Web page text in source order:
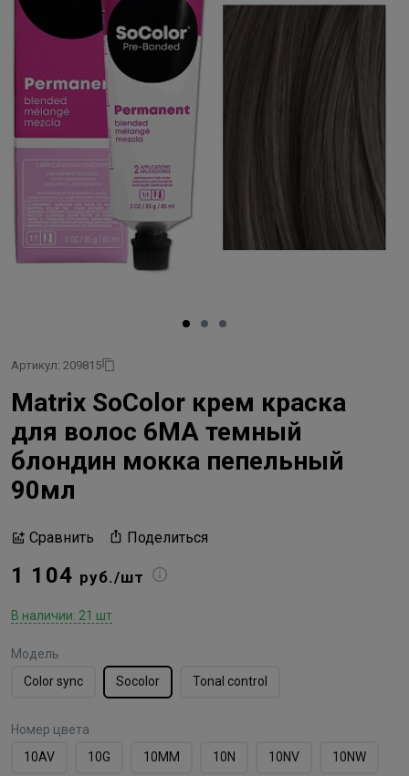
Артикул: 209815
Matrix SoColor крем краска
для волос 6MA темный
блондин мокка пепельный
90мл
Сравнить Поделиться
1 104 руб./шт
В наличии: 21 шт
Модель
Color sync
Socolor Tonal control
Номер цвета
10AV
10G 10MМ 10N 10NV 10NW